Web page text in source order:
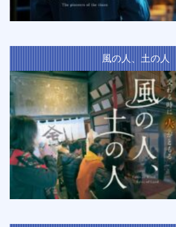
風の人、土の人